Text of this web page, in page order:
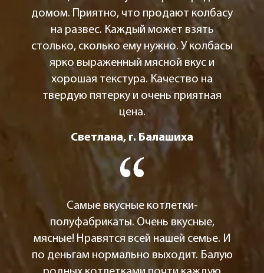
домом. Приятно, что продают колбасу
на развес. Каждый может взять
столько, сколько ему нужно. У колбасы
ярко выраженный мясной вкус и
хорошая текстура. Качество на
твердую пятерку и очень приятная
цена.
Светлана, г. Балашиха
Самые вкусные котлетки-
полуфабрикаты. Очень вкусные,
мясные! Нравятся всей нашей семье. И
по деньгам нормально выходит. Балую